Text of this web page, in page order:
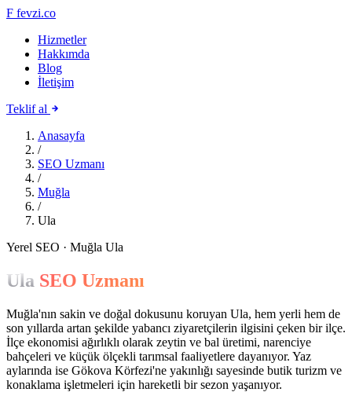
F fevzi.co
Hizmetler
Hakkımda
Blog
İletişim
Teklif al
Anasayfa
/
SEO Uzmanı
/
Muğla
/
Ula
Yerel SEO · Muğla Ula
Ula SEO Uzmanı
Muğla'nın sakin ve doğal dokusunu koruyan Ula, hem yerli hem de
son yıllarda artan şekilde yabancı ziyaretçilerin ilgisini çeken bir ilçe.
İlçe ekonomisi ağırlıklı olarak zeytin ve bal üretimi, narenciye
bahçeleri ve küçük ölçekli tarımsal faaliyetlere dayanıyor. Yaz
aylarında ise Gökova Körfezi'ne yakınlığı sayesinde butik turizm ve
konaklama işletmeleri için hareketli bir sezon yaşanıyor.